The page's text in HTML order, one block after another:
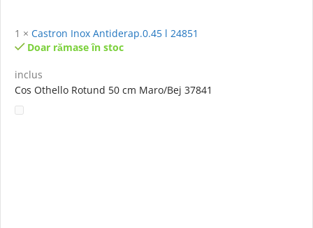
1 × Castron Inox Antiderap.0.45 l 24851
Doar rămase în stoc
inclus
Cos Othello Rotund 50 cm Maro/Bej 37841